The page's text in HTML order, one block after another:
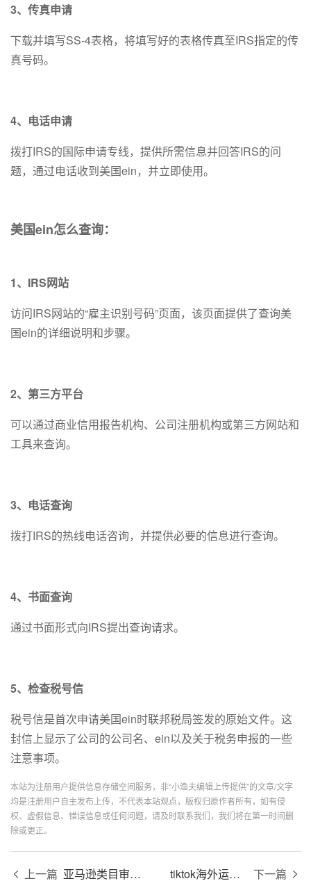
3、传真申请
下载并填写SS-4表格，将填写好的表格传真至IRS指定的传
真号码。
4、电话申请
拨打IRS的国际申请专线，提供所需信息并回答IRS的问
题，通过电话收到美国ein，并立即使用。
美国ein怎么查询：
1、IRS网站
访问IRS网站的“雇主识别号码”页面，该页面提供了查询美
国ein的详细说明和步骤。
2、第三方平台
可以通过商业信用报告机构、公司注册机构或第三方网站和
工具来查询。
3、电话查询
拨打IRS的热线电话咨询，并提供必要的信息进行查询。
4、书面查询
通过书面形式向IRS提出查询请求。
5、检查税号信
税号信是首次申请美国ein时联邦税局签发的原始文件。这
封信上显示了公司的公司名、ein以及关于税务申报的一些
注意事项。
本站为注册用户提供信息存储空间服务，非“小渔夫编辑上传提供”的文章/文字
均是注册用户自主发布上传，不代表本站观点，版权归原作者所有，如有侵
权、虚假信息、错误信息或任何问题，请及时联系我们，我们将在第一时间删
除或更正。
上一篇 亚马逊类目审核是什么意思？ tiktok海外运营推广策略 下一篇